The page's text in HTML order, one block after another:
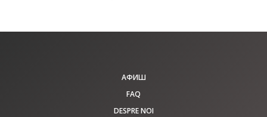
АФИШ
FAQ
DESPRE NOI